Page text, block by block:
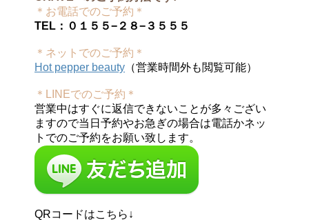
＊お電話でのご予約＊
TEL：０１５５−２８−３５５５
＊ネットでのご予約＊
Hot pepper beauty （営業時間外も閲覧可能）
＊LINEでのご予約＊
営業中はすぐに返信できないことが多々ござい
ますので当日予約やお急ぎの場合は電話かネッ
トでのご予約をお願い致します。
QRコードはこちら↓